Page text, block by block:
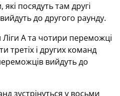
посядуть там другі
до другого раунду.
А та чотири переможці
третіх і других команд
вийдуть до
зустрінуться у восьми